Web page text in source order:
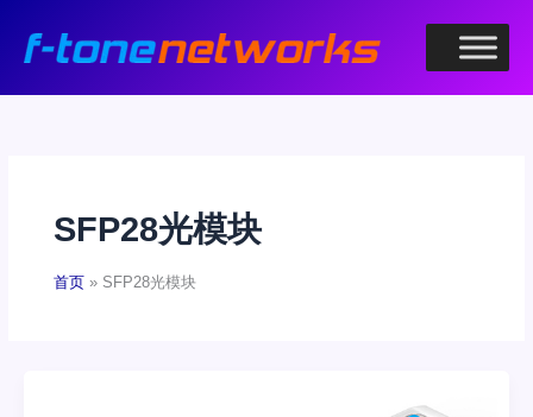
SFP28光模块
首页 SFP28光模块